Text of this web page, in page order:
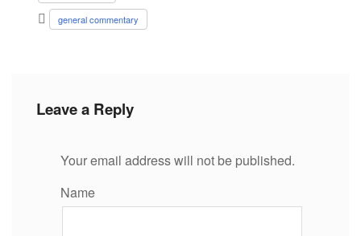
general commentary
Leave a Reply
Your email address will not be published.
Name